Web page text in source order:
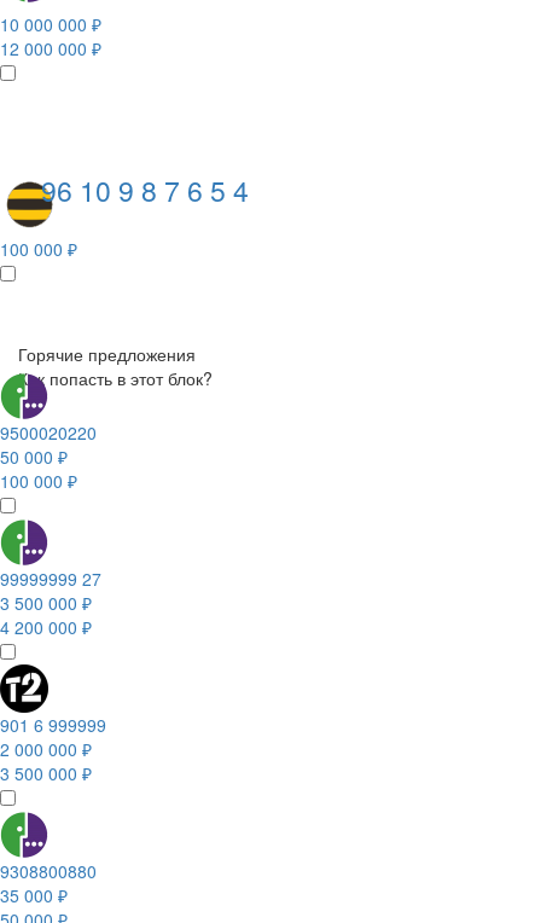
10 000 000 ₽
12 000 000 ₽
96 10 9 8 7 6 5 4
100 000 ₽
Горячие предложения
Как попасть в этот блок?
9500020220
50 000 ₽
100 000 ₽
99999999 27
3 500 000 ₽
4 200 000 ₽
901 6 999999
2 000 000 ₽
3 500 000 ₽
9308800880
35 000 ₽